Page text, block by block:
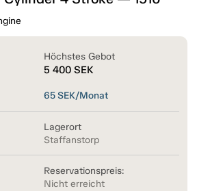
Höchstes Gebot
5 400 SEK
65SEK/Monat
Lagerort
Staffanstorp
Reservationspreis:
Nicht erreicht